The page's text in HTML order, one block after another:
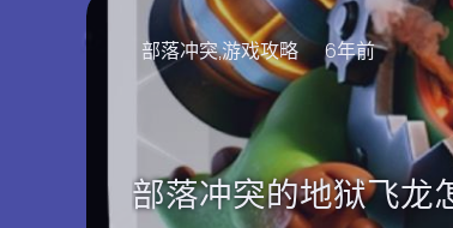
部落冲突的地狱飞龙
部落冲突,游戏攻略 6年前